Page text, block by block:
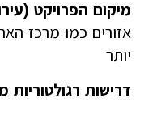
מיקום הפרויקט
אזורים כמו מרכז
יותר
דרישות רגולטוריות